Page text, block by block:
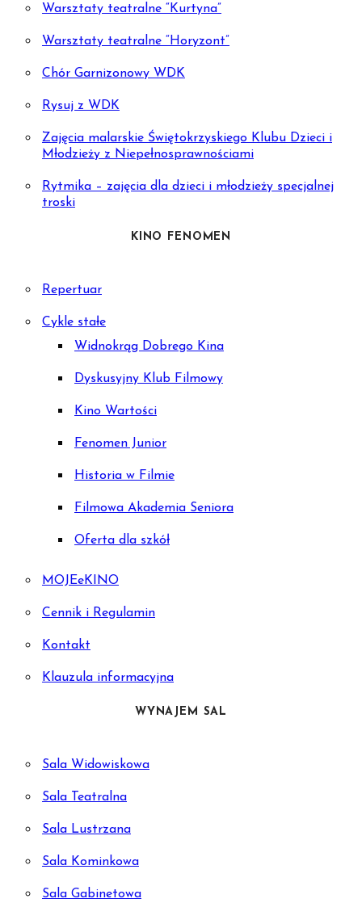
Warsztaty teatralne “Kurtyna”
Warsztaty teatralne “Horyzont”
Chór Garnizonowy WDK
Rysuj z WDK
Zajęcia malarskie Świętokrzyskiego Klubu Dzieci i
Młodzieży z Niepełnosprawnościami
Rytmika – zajęcia dla dzieci i młodzieży specjalnej
troski
KINO FENOMEN
Repertuar
Cykle stałe
Widnokrąg Dobrego Kina
Dyskusyjny Klub Filmowy
Kino Wartości
Fenomen Junior
Historia w Filmie
Filmowa Akademia Seniora
Oferta dla szkół
MOJEeKINO
Cennik i Regulamin
Kontakt
Klauzula informacyjna
WYNAJEM SAL
Sala Widowiskowa
Sala Teatralna
Sala Lustrzana
Sala Kominkowa
Sala Gabinetowa